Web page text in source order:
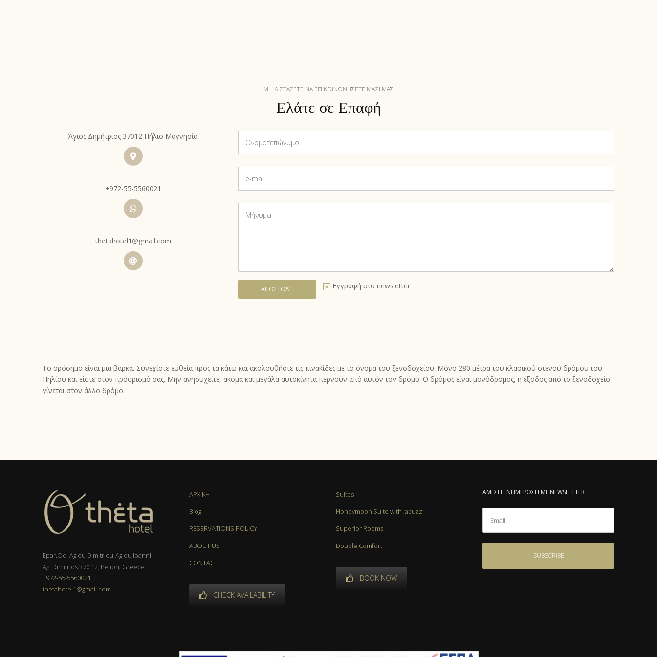
ΜΗ ΔΙΣΤΑΣΕΤΕ ΝΑ ΕΠΙΚΟΙΝΩΝΗΣΕΤΕ ΜΑΖΙ ΜΑΣ
Ελάτε σε Επαφή
Άγιος Δημήτριος 37012 Πήλιο Μαγνησία
+972-55-5560021
thetahotel1@gmail.com
Εγγραφή στο newsletter
Το ορόσημο είναι μια βάρκα. Συνεχίστε ευθεία προς τα κάτω και ακολουθήστε τις πινακίδες με το όνομα του ξενοδοχείου. Μόνο 280 μέτρα του κλασικού στενού δρόμου του
Πηλίου και είστε στον προορισμό σας. Μην ανησυχείτε, ακόμα και μεγάλα αυτοκίνητα περνούν από αυτόν τον δρόμο. Ο δρόμος είναι μονόδρομος, η έξοδος από το ξενοδοχείο
γίνεται στον άλλο δρόμο.
Epar.Od. Agiou Dimitriou-Agiou Ioanni
Ag. Dimitrios 370 12, Pelion, Greece
+972-55-5560021
thetahotel1@gmail.com
ΑΡΧΙΚΗ
Blog
RESERVATIONS POLICY
ABOUT US
CONTACT
CHECK AVAILABILITY
Suites
Honeymoon Suite with Jacuzzi
Superior Rooms
Double Comfort
BOOK NOW
ΑΜΕΣΗ ΕΝΗΜΕΡΩΣΗ ΜΕ NEWSLETTER